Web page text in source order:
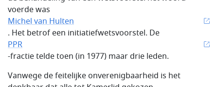
voerde was
Michel van Hulten
. Het betrof een initiatief­wetsvoorstel. De
PPR
-fractie telde toen (in 1977) maar drie leden.
Vanwege de feitelijke onverenigbaarheid is het